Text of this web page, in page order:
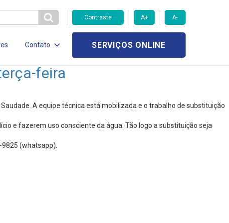
Contraste A+ A-
Contato SERVIÇOS ONLINE
feira
A equipe técnica está mobilizada e o trabalho de substituição
e fazerem uso consciente da água. Tão logo a substituição seja
(whatsapp).